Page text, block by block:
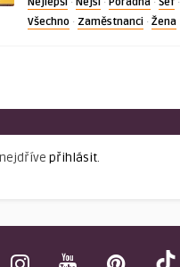
Všechno· Zaměstnanci· Žena
přihlásit.